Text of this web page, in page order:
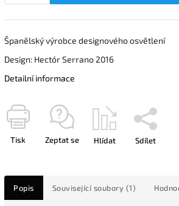
Španělský výrobce designového osvětlení
Design: Hectór Serrano 2016
Detailní informace
Tisk Zeptat se Hlídat Sdílet
Popis Související soubory (1)